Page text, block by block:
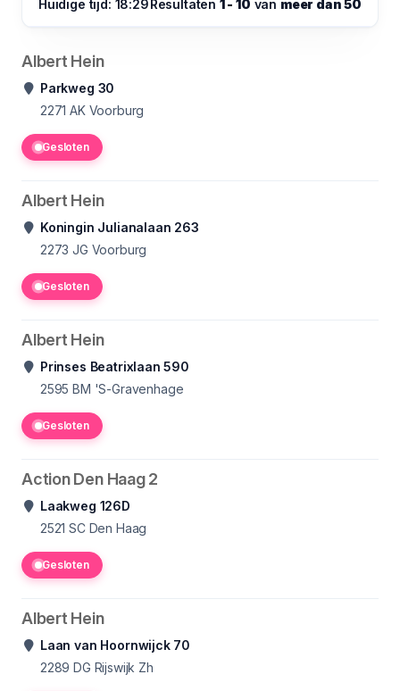
Huidige tijd: 18:29Resultaten 1 - 10 van meer dan 50
Albert Hein
Parkweg 30
2271 AK Voorburg
Gesloten
Albert Hein
Koningin Julianalaan 263
2273 JG Voorburg
Gesloten
Albert Hein
Prinses Beatrixlaan 590
2595 BM 'S-Gravenhage
Gesloten
Action Den Haag 2
Laakweg 126D
2521 SC Den Haag
Gesloten
Albert Hein
Laan van Hoornwijck 70
2289 DG Rijswijk Zh